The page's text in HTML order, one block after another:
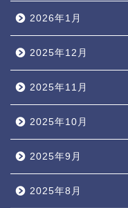
2026年1月
2025年12月
2025年11月
2025年10月
2025年9月
2025年8月